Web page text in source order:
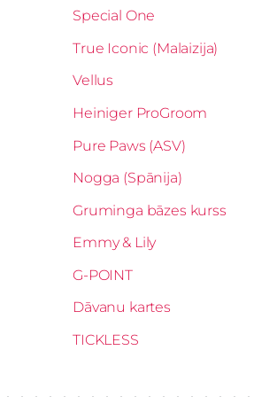
Special One
True Iconic (Malaizija)
Vellus
Heiniger ProGroom
Pure Paws (ASV)
Nogga (Spānija)
Gruminga bāzes kurss
Emmy & Lily
G-POINT
Dāvanu kartes
TICKLESS